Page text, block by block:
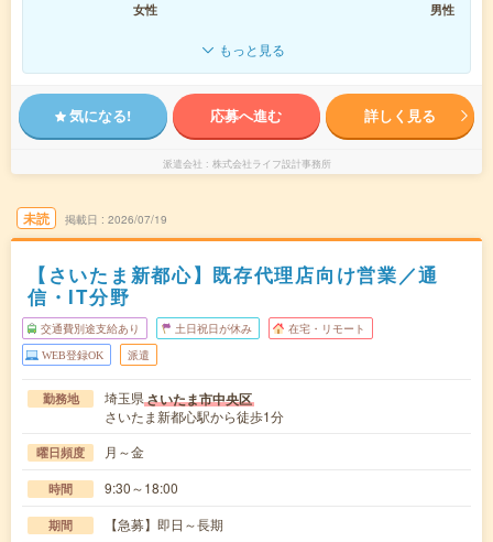
女性
男性
もっと見る
気になる! 応募へ進む 詳しく見る
派遣会社 株式会社ライフ設計事務所
未読 掲載日 2026/07/19
【さいたま新都心】既存代理店向け営業／通
信・IT分野
交通費別途支給あり 土日祝日が休み 在宅・リモート
WEB登録OK 派遣
勤務地 埼玉県さいたま市中央区
さいたま新都心駅から徒歩1分
曜日頻度 月～金
時間 9:30～18:00
期間 【急募】即日～長期